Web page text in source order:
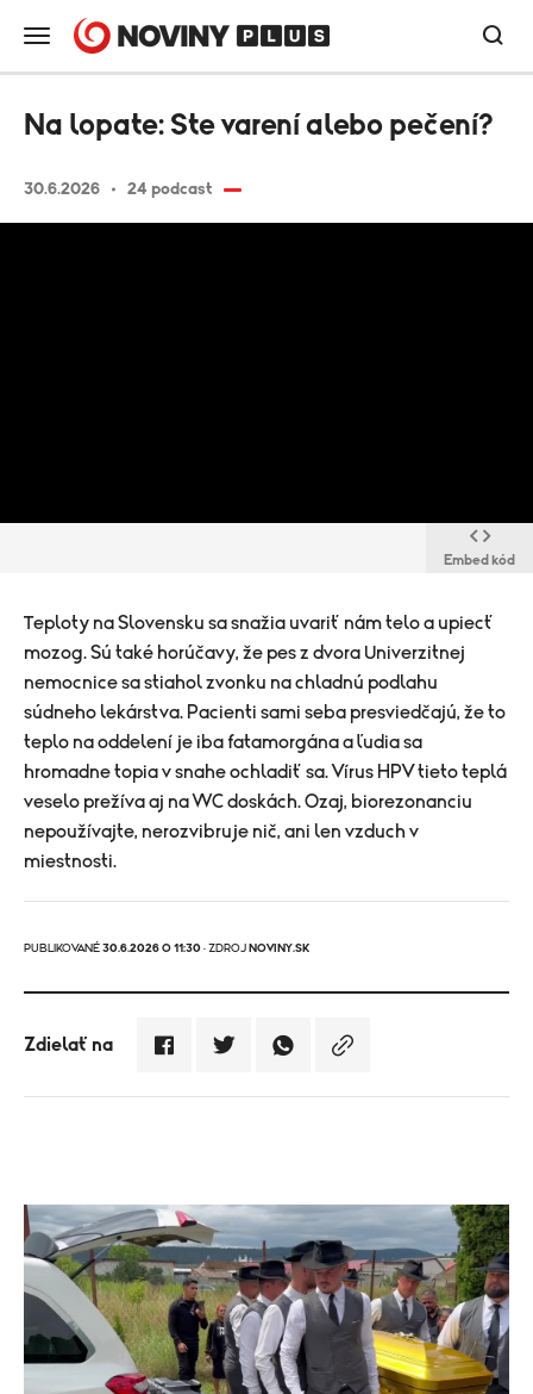
30.6.2026 24 podcast
Na lopate: Ste varení alebo pečení?
Embed kód
Teploty na Slovensku sa snažia uvariť nám telo a upiecť
mozog. Sú také horúčavy, že pes z dvora Univerzitnej
nemocnice sa stiahol zvonku na chladnú podlahu
súdneho lekárstva. Pacienti sami seba presviedčajú, že to
teplo na oddelení je iba fatamorgána a ľudia sa
hromadne topia v snahe ochladiť sa. Vírus HPV tieto teplá
veselo prežíva aj na WC doskách. Ozaj, biorezonanciu
nepoužívajte, nerozvibruje nič, ani len vzduch v
miestnosti.
PUBLIKOVANÉ 30.6.2026 O 11:30 · ZDROJ NOVINY.SK
Zdielať na